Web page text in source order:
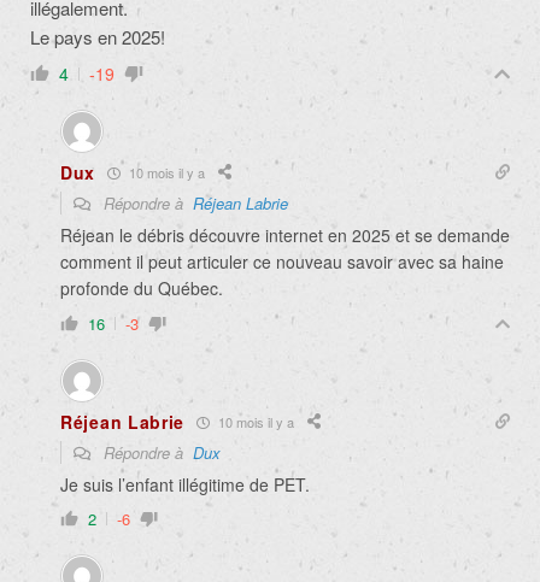
illégalement.
Le pays en 2025!
4 -19
Dux 10 mois il y a
Répondre à Réjean Labrie
Réjean le débris découvre internet en 2025 et se demande
comment il peut articuler ce nouveau savoir avec sa haine
profonde du Québec.
16 -3
Réjean Labrie 10 mois il y a
Répondre à Dux
Je suis l’enfant illégitime de PET.
2 -6